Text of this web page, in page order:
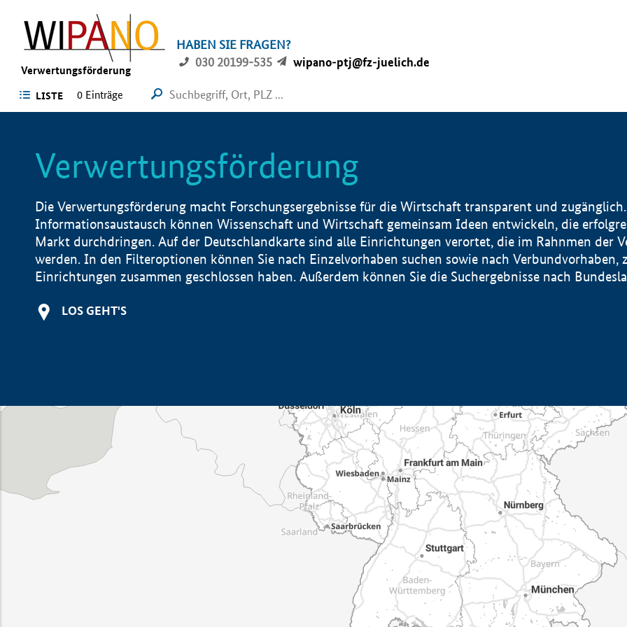
Verwertungsförderung
HABEN SIE FRAGEN?
030 20199-535
wipano-ptj@fz-juelich.de
LISTE 0 Einträge
Verwertungsförderung
Die Verwertungsförderung macht Forschungsergebnisse für die Wirtschaft transparent und
Informationsaustausch können Wissenschaft und Wirtschaft gemeinsam Ideen entwickeln, die
Markt durchdringen. Auf der Deutschlandkarte sind alle Einrichtungen verortet, die im Rahnmen der
werden. In den Filteroptionen können Sie nach Einzelvorhaben suchen sowie nach Verbundvorhaben,
Einrichtungen zusammen geschlossen haben. Außerdem können Sie die Suchergebnisse nach
LOS GEHT'S